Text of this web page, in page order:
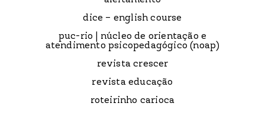
dice – english course
puc-rio | núcleo de orientação e
atendimento psicopedagógico (noap)
revista crescer
revista educação
roteirinho carioca